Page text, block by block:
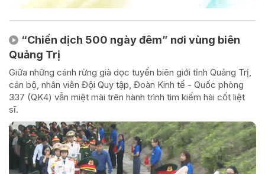
“Chiến dịch 500 ngày đêm” nơi vùng biên
Quảng Trị
Giữa những cánh rừng già dọc tuyến biên giới tỉnh Quảng Trị,
cán bộ, nhân viên Đội Quy tập, Đoàn Kinh tế - Quốc phòng
337 (QK4) vẫn miệt mài trên hành trình tìm kiếm hài cốt liệt
sĩ.